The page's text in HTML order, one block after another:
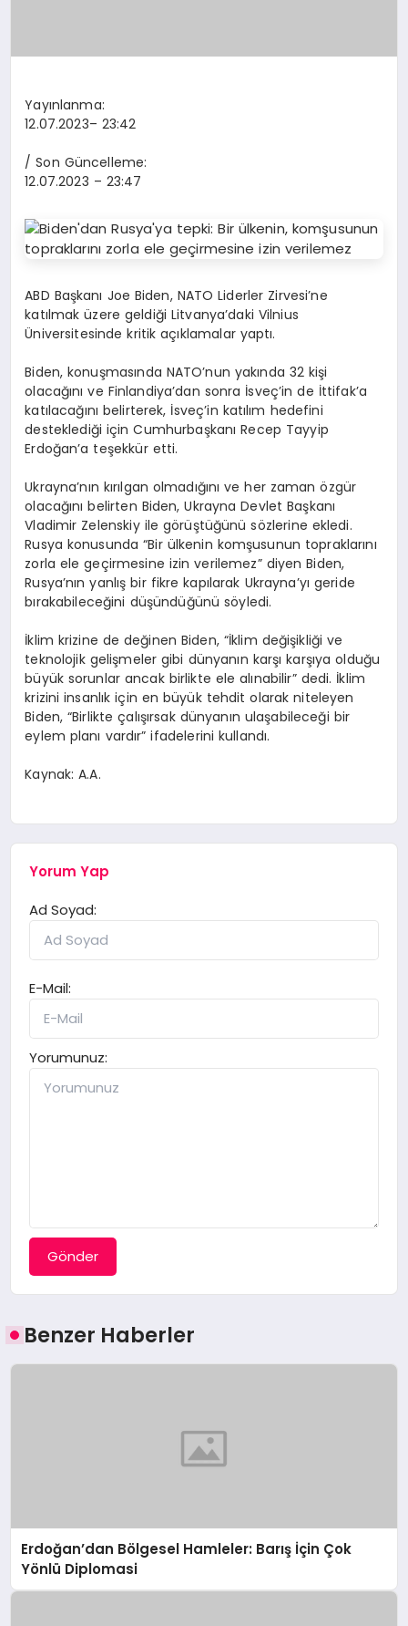
Yayınlanma:
12.07.2023– 23:42
/ Son Güncelleme:
12.07.2023 – 23:47
ABD Başkanı Joe Biden, NATO Liderler Zirvesi’ne
katılmak üzere geldiği Litvanya’daki Vilnius
Üniversitesinde kritik açıklamalar yaptı.
Biden, konuşmasında NATO’nun yakında 32 kişi
olacağını ve Finlandiya’dan sonra İsveç’in de İttifak’a
katılacağını belirterek, İsveç’in katılım hedefini
desteklediği için Cumhurbaşkanı Recep Tayyip
Erdoğan’a teşekkür etti.
Ukrayna’nın kırılgan olmadığını ve her zaman özgür
olacağını belirten Biden, Ukrayna Devlet Başkanı
Vladimir Zelenskiy ile görüştüğünü sözlerine ekledi.
Rusya konusunda “Bir ülkenin komşusunun topraklarını
zorla ele geçirmesine izin verilemez” diyen Biden,
Rusya’nın yanlış bir fikre kapılarak Ukrayna’yı geride
bırakabileceğini düşündüğünü söyledi.
İklim krizine de değinen Biden, “İklim değişikliği ve
teknolojik gelişmeler gibi dünyanın karşı karşıya olduğu
büyük sorunlar ancak birlikte ele alınabilir” dedi. İklim
krizini insanlık için en büyük tehdit olarak niteleyen
Biden, “Birlikte çalışırsak dünyanın ulaşabileceği bir
eylem planı vardır” ifadelerini kullandı.
Kaynak: A.A.
Yorum Yap
Ad Soyad:
E-Mail:
Yorumunuz:
Gönder
Benzer Haberler
Erdoğan’dan Bölgesel Hamleler: Barış İçin Çok
Yönlü Diplomasi